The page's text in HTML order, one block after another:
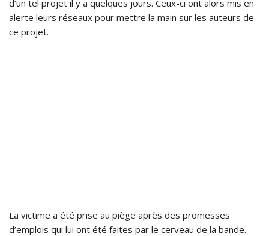
d’un tel projet il y a quelques jours. Ceux-ci ont alors mis en
alerte leurs réseaux pour mettre la main sur les auteurs de
ce projet.
La victime a été prise au piège après des promesses
d’emplois qui lui ont été faites par le cerveau de la bande.